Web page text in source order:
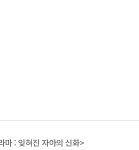
마 : 잊혀진 자아의 신화>